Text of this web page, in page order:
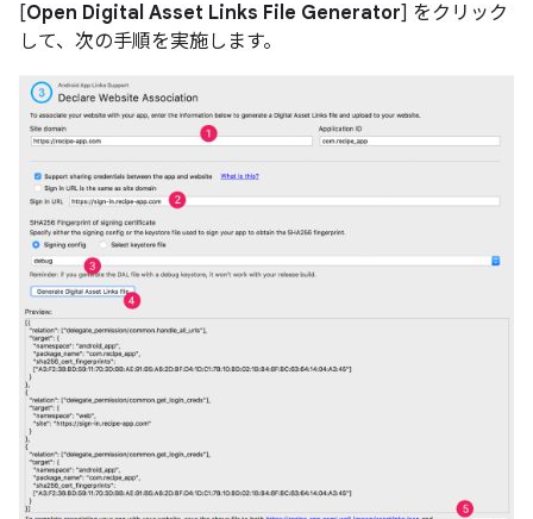
[Open Digital Asset Links File Generator] をクリック
して、次の手順を実施します。